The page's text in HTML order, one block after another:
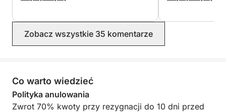
Zobacz wszystkie 35 komentarze
Co warto wiedzieć
Polityka anulowania
Zwrot 70% kwoty przy rezygnacji do 10 dni przed